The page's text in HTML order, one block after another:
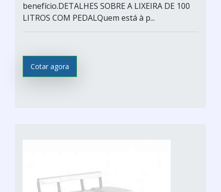
benefício.DETALHES SOBRE A LIXEIRA DE 100
LITROS COM PEDALQuem está à p...
Cotar agora